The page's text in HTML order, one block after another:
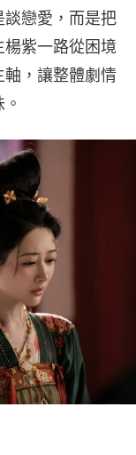
戀愛，而是把
紫一路從困境
，讓整體劇情